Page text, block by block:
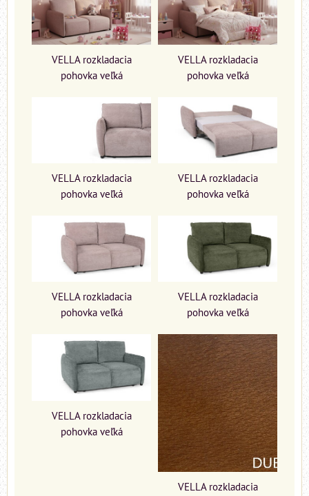
VELLA rozkladacia
pohovka veľká
VELLA rozkladacia
pohovka veľká
VELLA rozkladacia
pohovka veľká
VELLA rozkladacia
pohovka veľká
VELLA rozkladacia
pohovka veľká
VELLA rozkladacia
pohovka veľká
VELLA rozkladacia
pohovka veľká
VELLA rozkladacia